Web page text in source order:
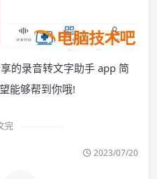
的录音转文字助手 app 简
能够帮到你哦!
完
2023/07/20